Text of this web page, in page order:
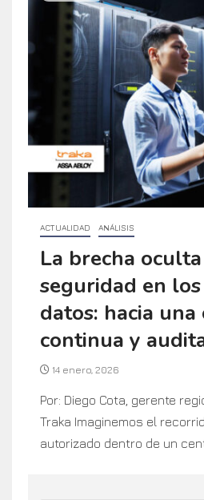
ACTUALIDAD ANÁLISIS
La brecha
seguridad en
datos: hacia una
continua y
14 enero, 2026
Por: Diego Cota, gerente
Traka Imaginemos el
autorizado dentro de un